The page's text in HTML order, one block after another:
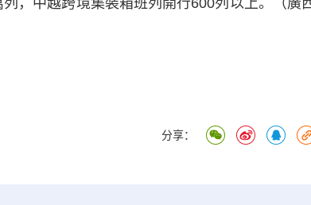
，中越跨境集裝箱班列開行600列以上。（廣
分享：